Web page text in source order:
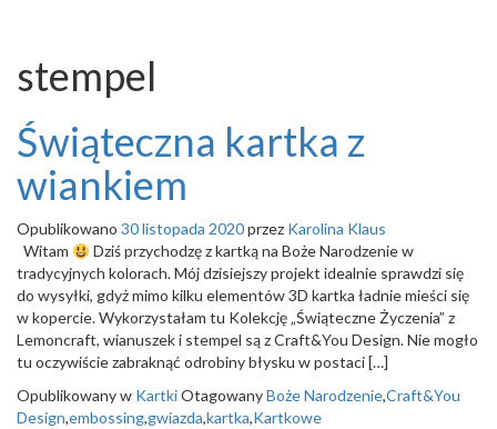
o
n
stempel
Świąteczna kartka z
wiankiem
Opublikowano 30 listopada 2020przez Karolina Klaus
Witam
Dziś przychodzę z kartką na Boże Narodzenie w
tradycyjnych kolorach. Mój dzisiejszy projekt idealnie sprawdzi się
do wysyłki, gdyż mimo kilku elementów 3D kartka ładnie mieści się
w kopercie. Wykorzystałam tu Kolekcję „Świąteczne Życzenia” z
Lemoncraft, wianuszek i stempel są z Craft&You Design. Nie mogło
tu oczywiście zabraknąć odrobiny błysku w postaci […]
Opublikowany w KartkiOtagowanyBoże Narodzenie,Craft&You
Design,embossing,gwiazda,kartka,Kartkowe